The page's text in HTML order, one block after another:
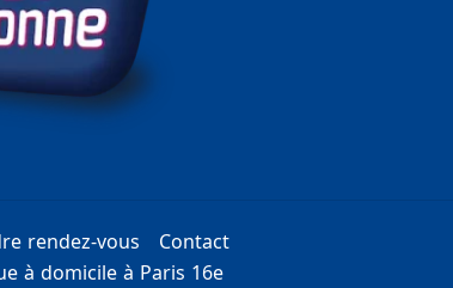
rendez-vous
Contact
à domicile à Paris 16e